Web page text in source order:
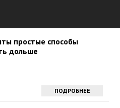
простые способы
дольше
ПОДРОБНЕЕ